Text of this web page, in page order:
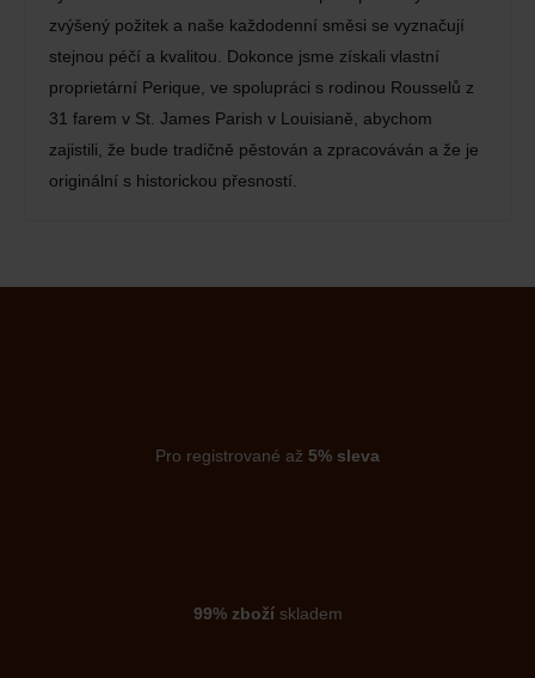
zvýšený požitek a naše každodenní směsi se vyznačují
stejnou péčí a kvalitou. Dokonce jsme získali vlastní
proprietární Perique, ve spolupráci s rodinou Rousselů z
31 farem v St. James Parish v Louisianě, abychom
zajistili, že bude tradičně pěstován a zpracováván a že je
originální s historickou přesností.
Pro registrované až 5% sleva
99% zbožískladem